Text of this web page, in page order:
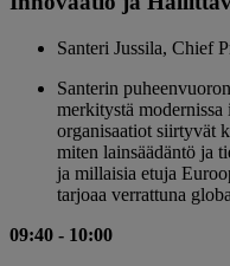
Santeri Jussila, Chief
Santerin
merkitystä
organisaatiot siirtyvät
miten lainsäädäntö ja
ja millaisia etuja
tarjoaa verrattuna
09:40 - 10:00